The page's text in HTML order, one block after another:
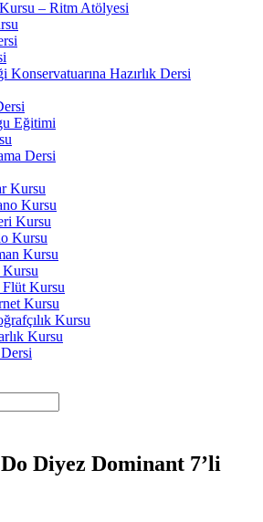
– Ritm Atölyesi
Konservatuarına Hazırlık Dersi
Eğitimi
Dersi
Kursu
Kursu
Kursu
Kursu
Kursu
Kursu
Kursu
Kursu
Kursu
Diyez Dominant 7’li